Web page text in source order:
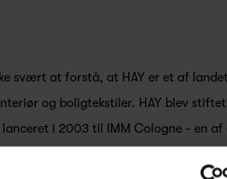
svært at forstå, at HAY er et af
og boligtekstiler. HAY blev
i 2003 til IMM Cologne - en af